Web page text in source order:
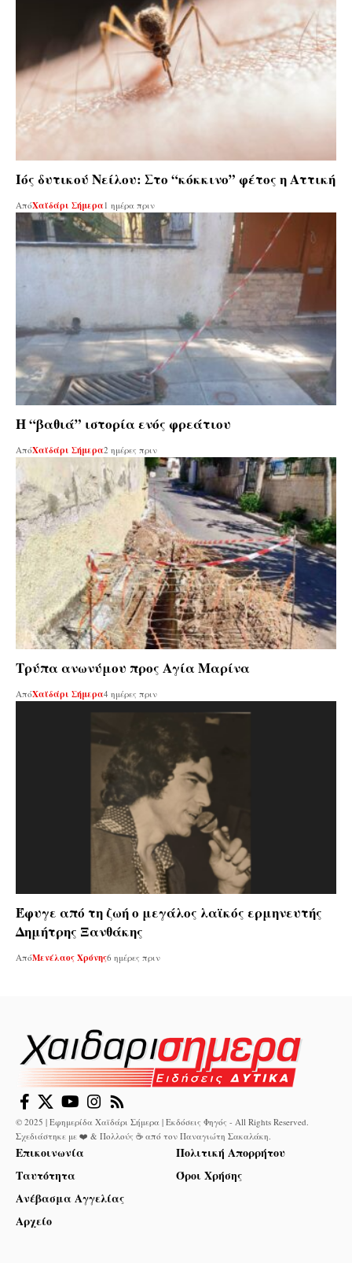
Ιός δυτικού Νείλου: Στο “κόκκινο” φέτος η Αττική
ΑπόΧαϊδάρι Σήμερα 1 ημέρα πριν
Η “βαθιά” ιστορία ενός φρεάτιου
ΑπόΧαϊδάρι Σήμερα2 ημέρες πριν
Τρύπα ανωνύμου προς Αγία Μαρίνα
ΑπόΧαϊδάρι Σήμερα4 ημέρες πριν
Έφυγε από τη ζωή ο μεγάλος λαϊκός ερμηνευτής
Δημήτρης Ξανθάκης
ΑπόΜενέλαος Χρόνης6 ημέρες πριν
© 2025 | Εφημερίδα Χαϊδάρι Σήμερα | Εκδόσεις Φηγός - All Rights Reserved.
Σχεδιάστηκε με ❤️ & Πολλούς ☕ από τον Παναγιώτη Σακαλάκη
Επικοινωνία
Ταυτότητα
Ανέβασμα Αγγελίας
Αρχείο
Πολιτική Απορρήτου
Όροι Χρήσης